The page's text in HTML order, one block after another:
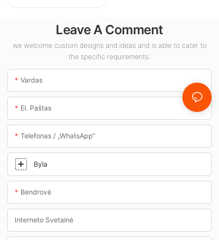
šviestuvų tiekėjas
tokioms kaip
degalinės ir
požeminės perėjos.
Leave A Comment
we welcome custom designs and ideas and is able to cater to
the specific requirements.
Vardas
El. Paštas
Telefonas / „WhatsApp“
Byla
Bendrovė
Interneto Svetainė